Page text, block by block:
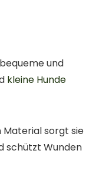
und
kleine Hunde
Material sorgt sie
schützt Wunden